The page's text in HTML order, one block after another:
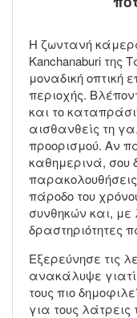
Η ζωντανή
Kanchanaburi της
μοναδική οπτική
περιοχής.
και το
αισθανθείς τη
προορισμού. Αν
καθημερινά, σου
πάροδο του
συνθηκών και, με
δραστηριότητες
Εξερεύνησε τις
ανακάλυψε γιατί
τους πιο
για τους λάτρεις